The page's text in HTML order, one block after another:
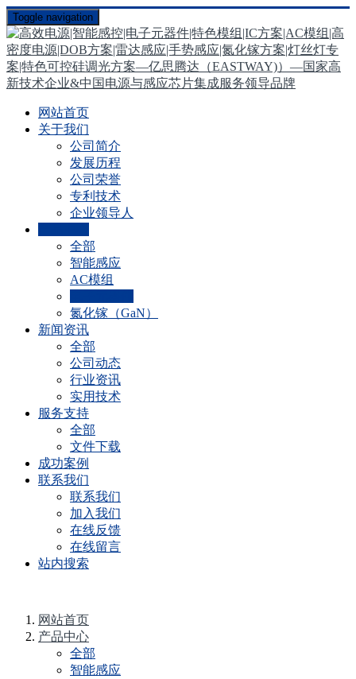
Toggle navigation
网站首页
关于我们
公司简介
发展历程
公司荣誉
专利技术
企业领导人
全部
智能感应
AC模组
氮化镓（GaN）
新闻资讯
全部
公司动态
行业资讯
实用技术
服务支持
全部
文件下载
成功案例
联系我们
联系我们
加入我们
在线反馈
在线留言
站内搜索
网站首页
产品中心
全部
智能感应